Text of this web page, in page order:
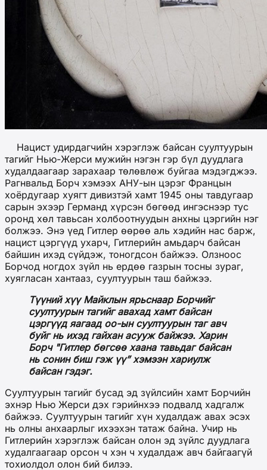
Нацист удирдагчийн хэрэглэж байсан суултуурын
тагийг Нью-Жерси мужийн нэгэн гэр бүл дуудлага
худалдаагаар зарахаар төлөвлөж буйгаа мэдэгджээ.
Рагнвальд Борч хэмээх АНУ-ын цэрэг Францын
хоёрдугаар хуягт дивизтэй хамт 1945 оны тавдугаар
сарын эхээр Германд хүрсэн бөгөөд ингэснээр тус
оронд хөл тавьсан холбоотнуудын анхны цэргийн нэг
болжээ. Энэ үед Гитлер өөрөө аль хэдийн нас барж,
нацист цэргүүд ухарч, Гитлерийн амьдарч байсан
байшин ихэд сүйдэж, тоногдсон байжээ. Олзноос
Борчод ногдох зүйл нь ердөө газрын тосны зураг,
хуягласан хантааз, суултуурын таш байжээ.
Түүний хүү Майклын ярьснаар Борчийг
суултуурын тагийг авахад хамт байсан
цэргүүд яагаад оо-ын суултуурын таг авч
буйг нь ихэд гайхан асууж байжээ. Харин
Борч "Гитлер бөгсөө хаана тавьдаг байсан
нь сонин биш гэж үү” хэмээн хариулж
байсан гэдэг.
Суултуурын тагийг бусад эд зүйлсийн хамт Борчийн
эхнэр Нью Жерси дэх гэрийнхээ подвалд хадгалж
байжээ. Суултуурын тагийг хүн худалдаж авах эсэх
нь олны анхаарлыг ихээхэн татаж байна. Учир нь
Гитлерийн хэрэглэж байсан олон эд зүйлс дуудлага
худалгаагаар орсон ч хэн ч худалдаж авч байгаагүй
тохиолдол олон бий билээ.